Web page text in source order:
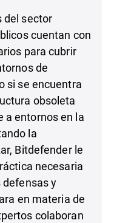
del sector
cuentan con
para cubrir
de
si se encuentra
obsoleta
a entornos en la
la
Bitdefender le
necesaria
defensas y
en materia de
colaboran